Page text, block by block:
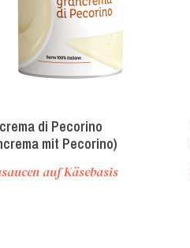
di Pecorino
mit Pecorino)
auf Käsebasis